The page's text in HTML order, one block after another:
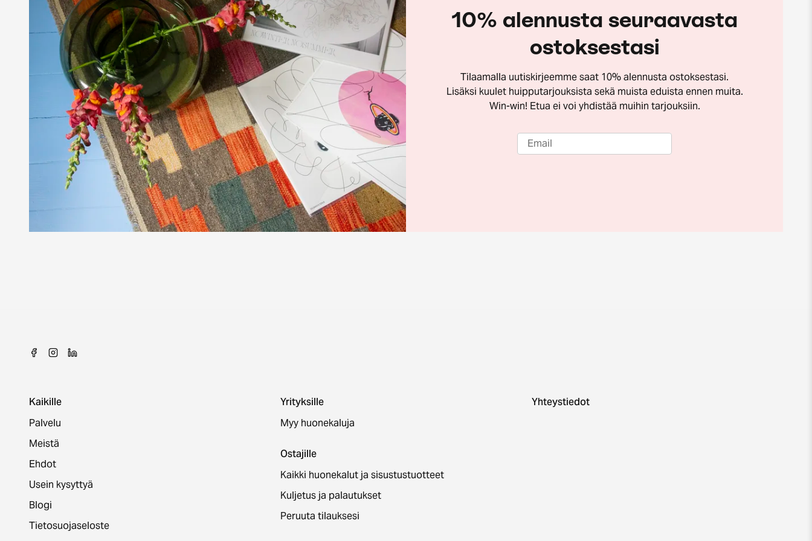
10% alennusta seuraavasta
ostoksestasi
Tilaamalla uutiskirjeemme saat 10% alennusta ostoksestasi.
Lisäksi kuulet huipputarjouksista sekä muista eduista ennen muita.
Win-win! Etua ei voi yhdistää muihin tarjouksiin.
Kaikille
Palvelu
Meistä
Ehdot
Usein kysyttyä
Blogi
Tietosuojaseloste
Yrityksille
Myy huonekaluja
Ostajille
Kaikki huonekalut ja sisustustuotteet
Kuljetus ja palautukset
Peruuta tilauksesi
Yhteystiedot